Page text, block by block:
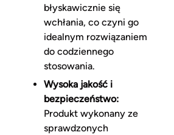
błyskawicznie się
wchłania, co czyni go
idealnym rozwiązaniem
do codziennego
stosowania.
Wysoka jakość i
bezpieczeństwo:
Produkt wykonany ze
sprawdzonych